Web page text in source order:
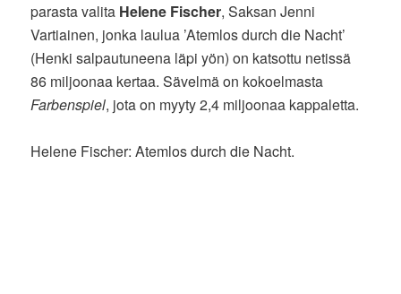
parasta valita Helene Fischer, Saksan Jenni
Vartiainen, jonka laulua ’Atemlos durch die Nacht’
(Henki salpautuneena läpi yön) on katsottu netissä
86 miljoonaa kertaa. Sävelmä on kokoelmasta
Farbenspiel, jota on myyty 2,4 miljoonaa kappaletta.
Helene Fischer: Atemlos durch die Nacht.